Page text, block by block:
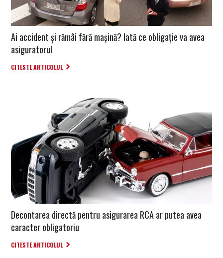
Ai accident și rămâi fără mașină? Iată ce obligație va avea
asiguratorul
CITESTE ARTICOLUL
Decontarea directă pentru asigurarea RCA ar putea avea
caracter obligatoriu
CITESTE ARTICOLUL